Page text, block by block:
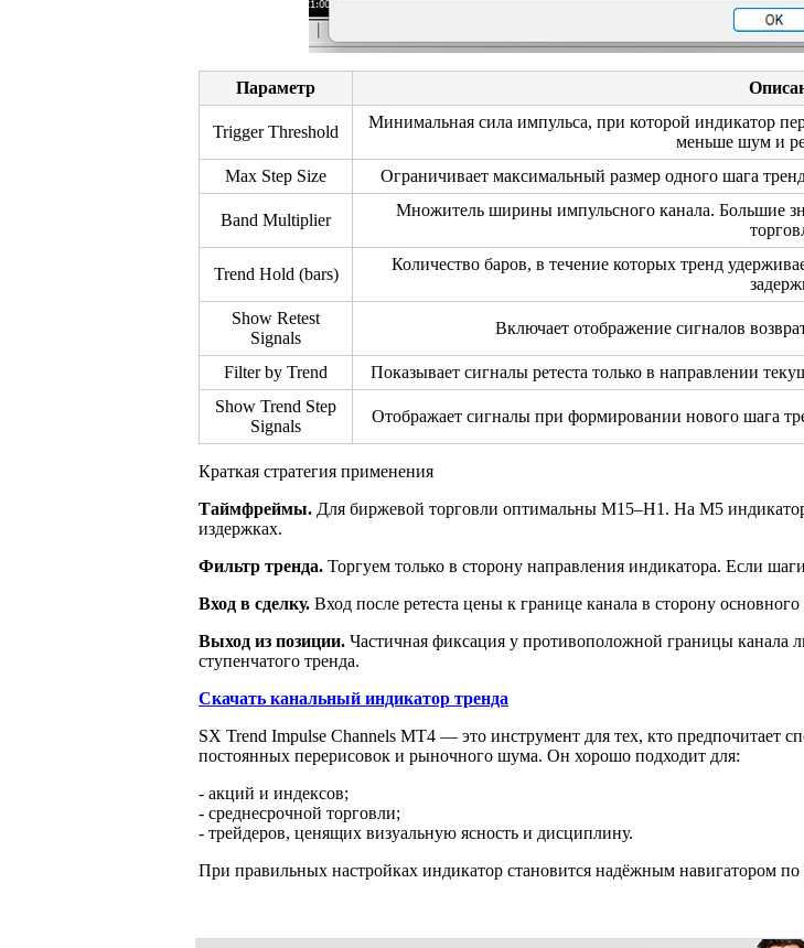
Параметр
Trigger Threshold
Минимальная сила импульса, при которой индикатор
меньше шум и
Max Step Size
Ограничивает максимальный размер одного шага
Band Multiplier
Множитель ширины импульсного канала. Большие
Trend Hold (bars)
Количество баров, в течение которых тренд
Show Retest
Signals
Включает отображение сигналов
Filter by Trend
Показывает сигналы ретеста только в направлении
Show Trend Step
Signals
Отображает сигналы при формировании нового шага
Краткая стратегия применения
Таймфреймы. Для биржевой торговли оптимальны M15–H1. На M5
издержках.
Фильтр тренда. Торгуем только в сторону направления индикатора. Если
Вход в сделку. Вход после ретеста цены к границе канала в сторону
Выход из позиции. Частичная фиксация у противоположной границы канала
ступенчатого тренда.
Скачать канальный индикатор тренда
SX Trend Impulse Channels MT4 — это инструмент для тех, кто предпочитает
постоянных перерисовок и рыночного шума. Он хорошо подходит для:
- акций и индексов;
- среднесрочной торговли;
- трейдеров, ценящих визуальную ясность и дисциплину.
При правильных настройках индикатор становится надёжным навигатором